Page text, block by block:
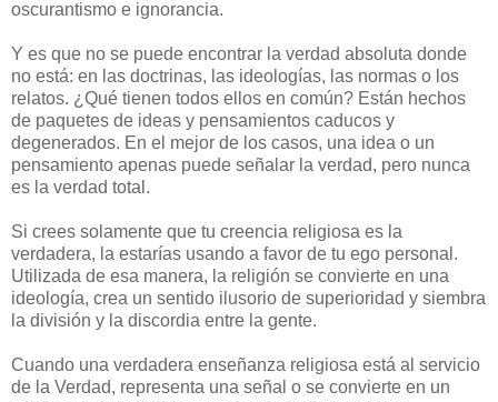
oscurantismo e ignorancia.
Y es que no se puede encontrar la verdad absoluta donde
no está: en las doctrinas, las ideologías, las normas o los
relatos. ¿Qué tienen todos ellos en común? Están hechos
de paquetes de ideas y pensamientos caducos y
degenerados. En el mejor de los casos, una idea o un
pensamiento apenas puede señalar la verdad, pero nunca
es la verdad total.
Si crees solamente que tu creencia religiosa es la
verdadera, la estarías usando a favor de tu ego personal.
Utilizada de esa manera, la religión se convierte en una
ideología, crea un sentido ilusorio de superioridad y siembra
la división y la discordia entre la gente.
Cuando una verdadera enseñanza religiosa está al servicio
de la Verdad, representa una señal o se convierte en un